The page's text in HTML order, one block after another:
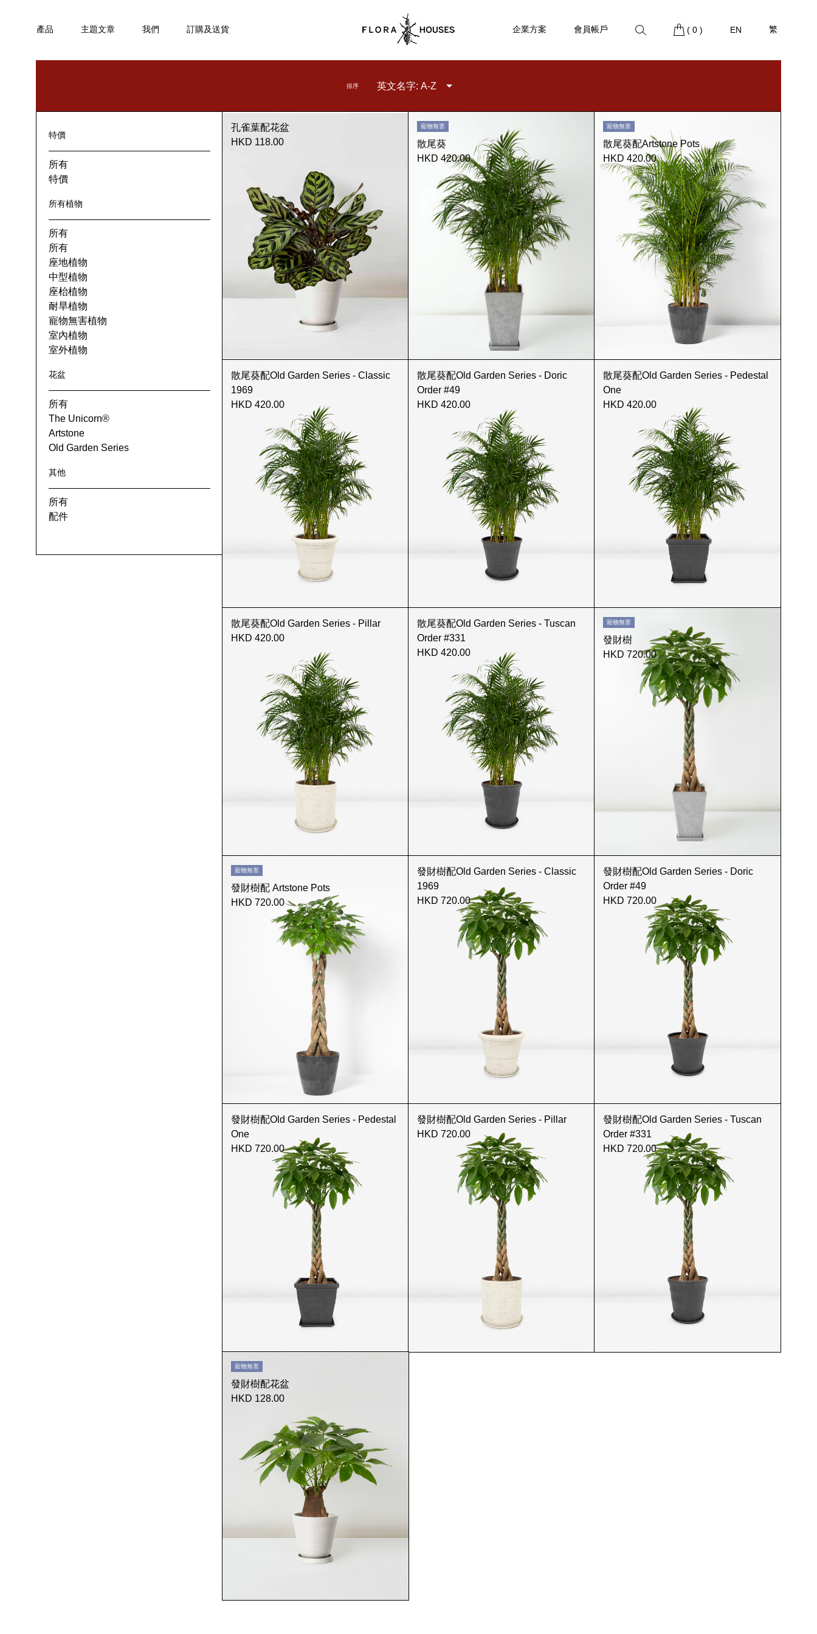
產品 主題文章 我們 訂購及送貨 企業方案 會員帳戶 ( 0 ) EN 繁
排序 英文名字: A-Z
特價
所有
特價
所有植物
所有
所有
座地植物
中型植物
座枱植物
耐旱植物
寵物無害植物
室內植物
室外植物
花盆
所有
The Unicorn®
Artstone
Old Garden Series
其他
所有
配件
孔雀葉配花盆
HKD 118.00
寵物無害
散尾葵
HKD 420.00
寵物無害
散尾葵配Artstone Pots
HKD 420.00
散尾葵配Old Garden Series - Classic
1969
HKD 420.00
散尾葵配Old Garden Series - Doric
Order #49
HKD 420.00
散尾葵配Old Garden Series - Pedestal
One
HKD 420.00
散尾葵配Old Garden Series - Pillar
HKD 420.00
散尾葵配Old Garden Series - Tuscan
Order #331
HKD 420.00
寵物無害
發財樹
HKD 720.00
寵物無害
發財樹配 Artstone Pots
HKD 720.00
發財樹配Old Garden Series - Classic
1969
HKD 720.00
發財樹配Old Garden Series - Doric
Order #49
HKD 720.00
發財樹配Old Garden Series - Pedestal
One
HKD 720.00
發財樹配Old Garden Series - Pillar
HKD 720.00
發財樹配Old Garden Series - Tuscan
Order #331
HKD 720.00
寵物無害
發財樹配花盆
HKD 128.00